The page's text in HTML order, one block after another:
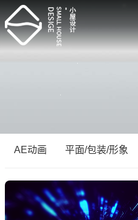
AE动画 平面/包装/形象